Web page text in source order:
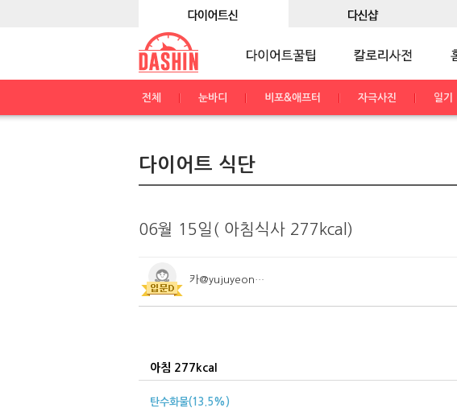
전체 눈바디 비포&애프터 자극사진 일기
다이어트 식단
06월 15일( 아침식사 277kcal)
카@yujuyeong96
아침 277kcal
탄수화물(13.5%)